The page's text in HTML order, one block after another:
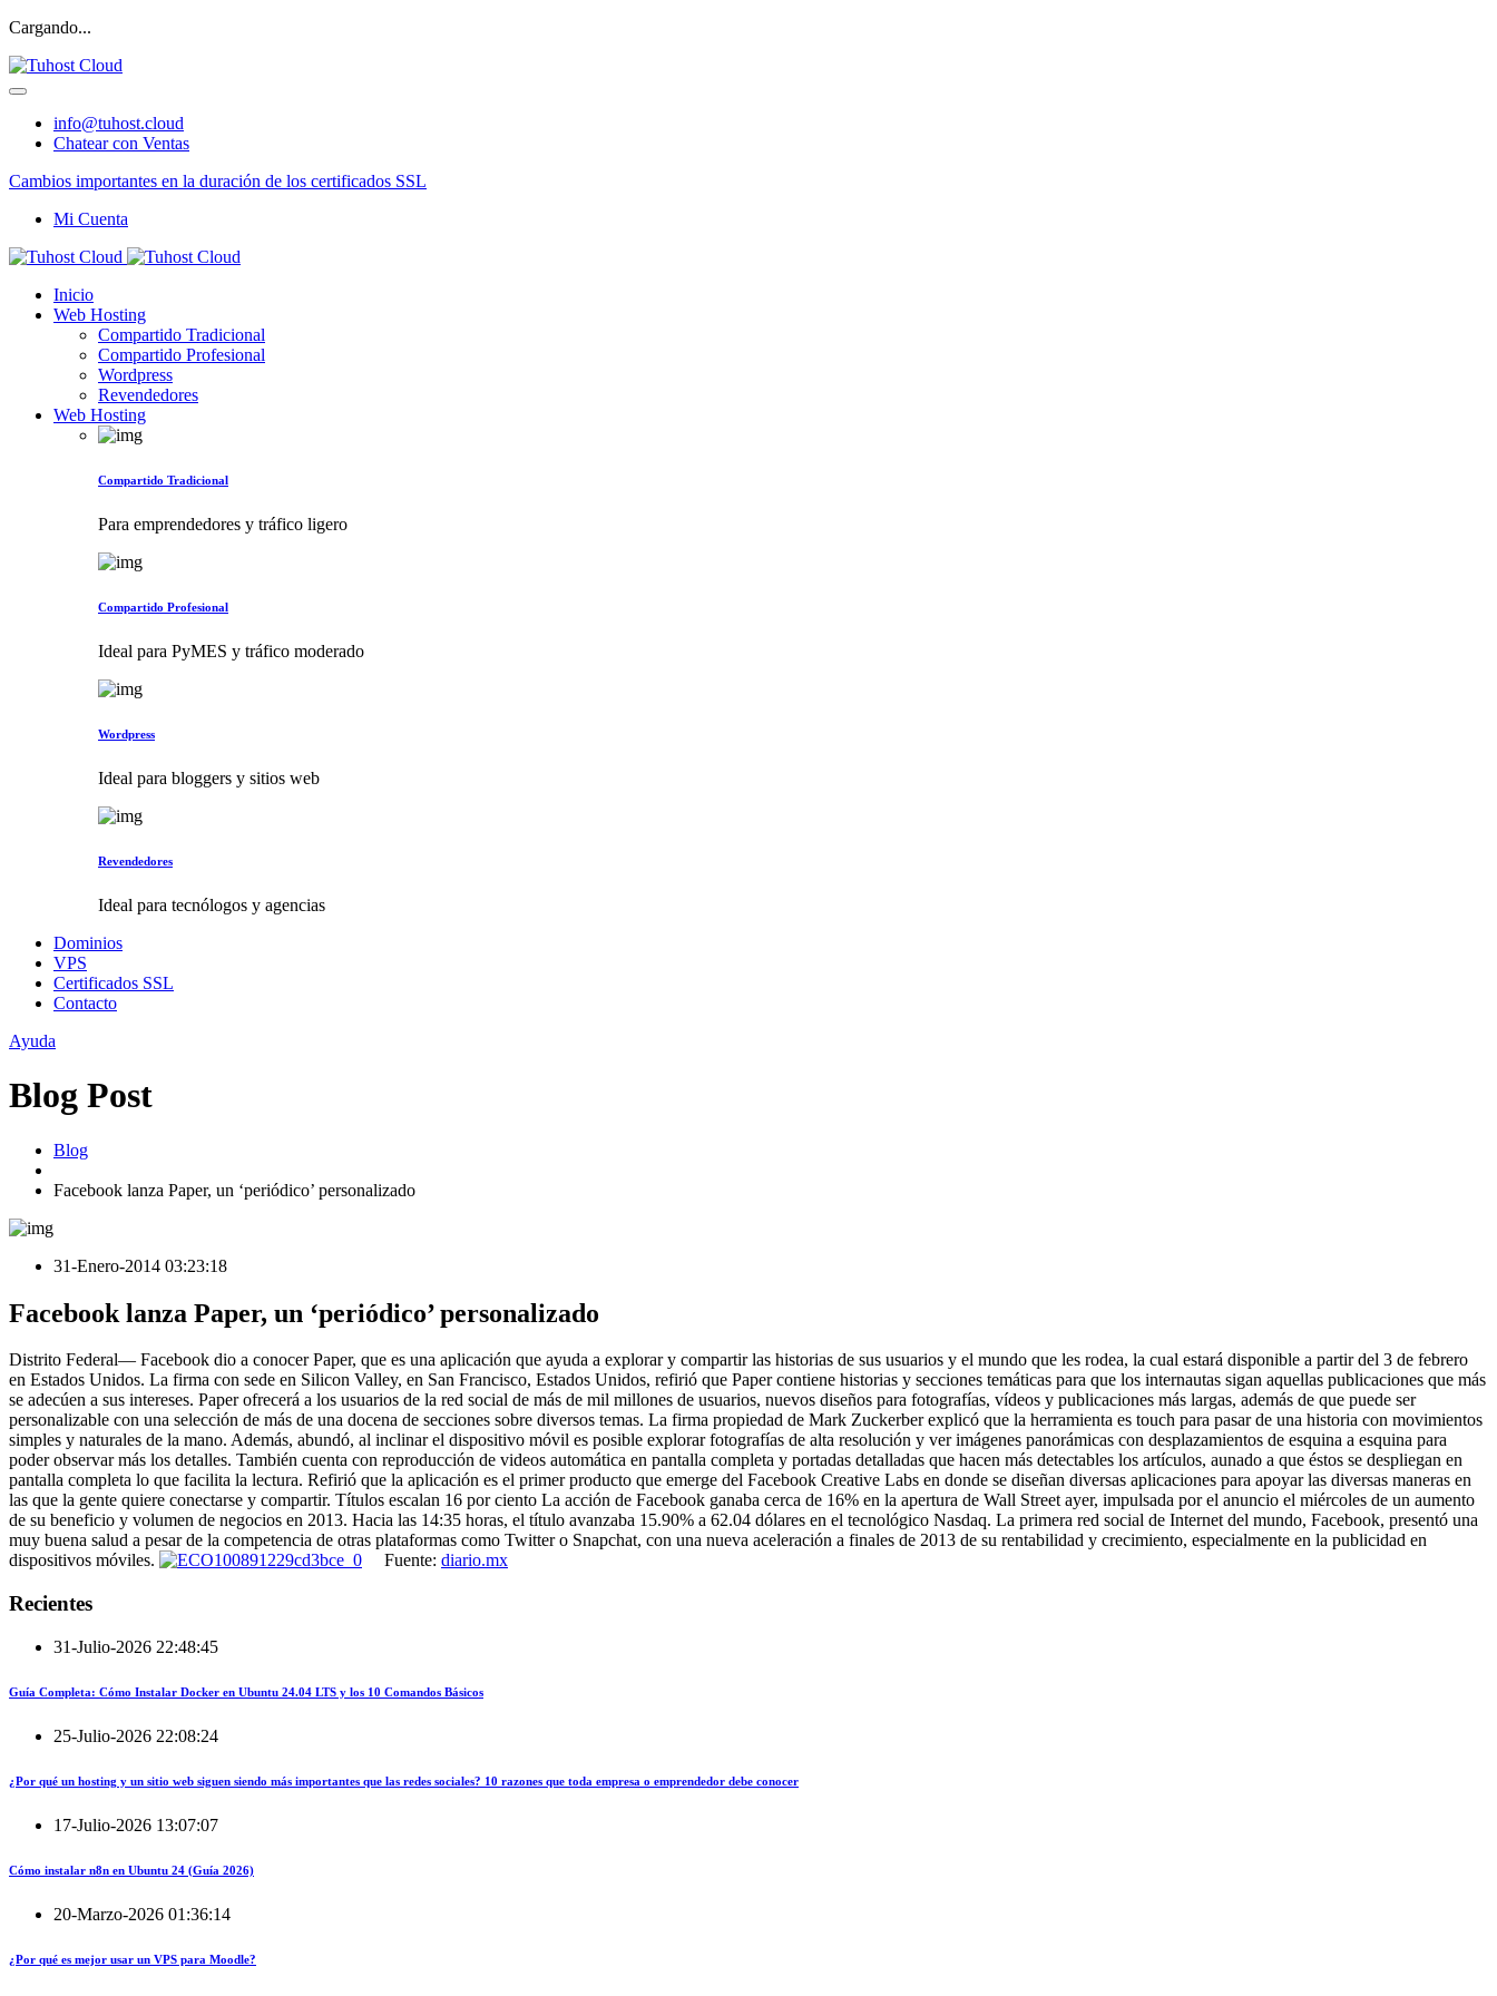
Cargando...
info@tuhost.cloud
Chatear con Ventas
Cambios importantes en la duración de los certificados SSL
Mi Cuenta
Inicio
Web Hosting
Compartido Tradicional
Compartido Profesional
Wordpress
Revendedores
Web Hosting
Compartido Tradicional
Para emprendedores y tráfico ligero
Compartido Profesional
Ideal para PyMES y tráfico moderado
Wordpress
Ideal para bloggers y sitios web
Revendedores
Ideal para tecnólogos y agencias
Dominios
VPS
Certificados SSL
Contacto
Ayuda
Blog Post
Blog
Facebook lanza Paper, un ‘periódico’ personalizado
31-Enero-2014 03:23:18
Facebook lanza Paper, un ‘periódico’ personalizado
Distrito Federal— Facebook dio a conocer Paper, que es una aplicación que ayuda a explorar y compartir las historias de sus usuarios y el mundo que les rodea, la cual estará disponible a partir del 3 de febrero
en Estados Unidos. La firma con sede en Silicon Valley, en San Francisco, Estados Unidos, refirió que Paper contiene historias y secciones temáticas para que los internautas sigan aquellas publicaciones que más
se adecúen a sus intereses. Paper ofrecerá a los usuarios de la red social de más de mil millones de usuarios, nuevos diseños para fotografías, vídeos y publicaciones más largas, además de que puede ser
personalizable con una selección de más de una docena de secciones sobre diversos temas. La firma propiedad de Mark Zuckerber explicó que la herramienta es touch para pasar de una historia con movimientos
simples y naturales de la mano. Además, abundó, al inclinar el dispositivo móvil es posible explorar fotografías de alta resolución y ver imágenes panorámicas con desplazamientos de esquina a esquina para
poder observar más los detalles. También cuenta con reproducción de videos automática en pantalla completa y portadas detalladas que hacen más detectables los artículos, aunado a que éstos se despliegan en
pantalla completa lo que facilita la lectura. Refirió que la aplicación es el primer producto que emerge del Facebook Creative Labs en donde se diseñan diversas aplicaciones para apoyar las diversas maneras en
las que la gente quiere conectarse y compartir. Títulos escalan 16 por ciento La acción de Facebook ganaba cerca de 16% en la apertura de Wall Street ayer, impulsada por el anuncio el miércoles de un aumento
de su beneficio y volumen de negocios en 2013. Hacia las 14:35 horas, el título avanzaba 15.90% a 62.04 dólares en el tecnológico Nasdaq. La primera red social de Internet del mundo, Facebook, presentó una
muy buena salud a pesar de la competencia de otras plataformas como Twitter o Snapchat, con una nueva aceleración a finales de 2013 de su rentabilidad y crecimiento, especialmente en la publicidad en
dispositivos móviles.
Fuente: diario.mx
Recientes
31-Julio-2026 22:48:45
Guía Completa: Cómo Instalar Docker en Ubuntu 24.04 LTS y los 10 Comandos Básicos
25-Julio-2026 22:08:24
¿Por qué un hosting y un sitio web siguen siendo más importantes que las redes sociales? 10 razones que toda empresa o emprendedor debe conocer
17-Julio-2026 13:07:07
Cómo instalar n8n en Ubuntu 24 (Guía 2026)
20-Marzo-2026 01:36:14
¿Por qué es mejor usar un VPS para Moodle?